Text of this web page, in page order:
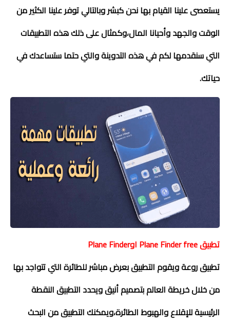
يستعصى علينا القيام بها نحن كبشر وبالتالي توفر علينا الكثير من
الوقت والجهد وأحيانا المال،وكمثال على ذلك هذه التطبيقات
التي سنقدمها لكم في هذه التدوينة والتي حتما ستساعدك في
حياتك.
تطبيقPlane Finder free اوPlane Finder
تطبيق روعة ويقوم التطبيق بعرض مباشر للطائرة التي تتواجد بها
من خلال خريطة العالم بتصميم أنيق ويحدد التطبيق النقطة
الرئيسية للإقلاع والهبوط الطائرة،ويمكنك التطبيق من البحث